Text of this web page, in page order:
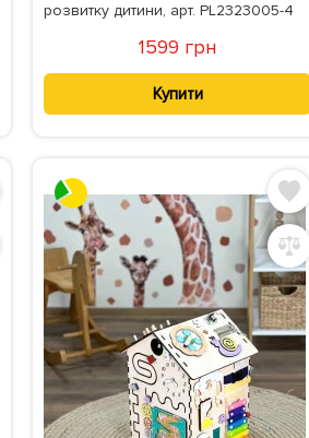
розвитку дитини, арт. PL2323005-4
1599 грн
Купити